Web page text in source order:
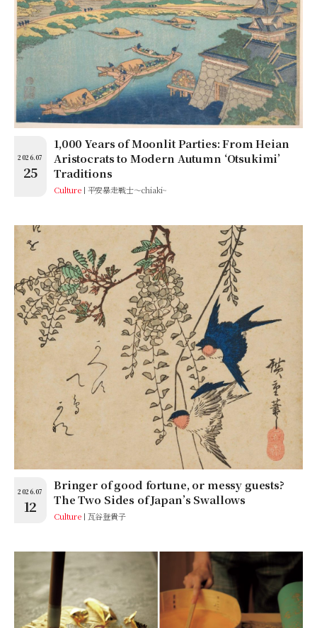
2026.07
25
1,000 Years of Moonlit Parties: From Heian
Aristocrats to Modern Autumn ‘Otsukimi’
Traditions
Culture 平安暴走戦士～chiaki~
2026.07
12
Bringer of good fortune, or messy guests?
The Two Sides of Japan’s Swallows
Culture 瓦谷登貴子